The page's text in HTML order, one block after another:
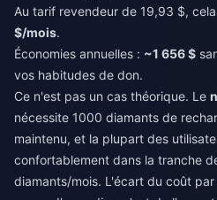
Au tarif revendeur de 19,93 $,
$/mois.
Économies annuelles : ~1 656 $
vos habitudes de don.
Ce n'est pas un cas théorique. Le
nécessite 1000 diamants de
maintenu, et la plupart des
confortablement dans la tranche
diamants/mois. L'écart du coût